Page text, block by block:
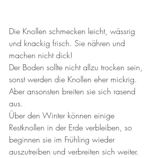
Die Knollen schmecken leicht, wässrig
und knackig frisch. Sie nähren und
machen nicht dick!
Der Boden sollte nicht allzu trocken sein,
sonst werden die Knollen eher mickrig.
Aber ansonsten breiten sie sich rasend
aus.
Über den Winter können einige
Restknollen in der Erde verbleiben, so
beginnen sie im Frühling wieder
auszutreiben und verbreiten sich weiter.